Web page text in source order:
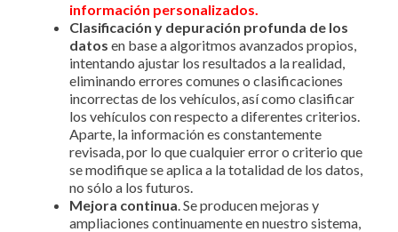
información personalizados.
Clasificación y depuración profunda de los
datos en base a algoritmos avanzados propios,
intentando ajustar los resultados a la realidad,
eliminando errores comunes o clasificaciones
incorrectas de los vehículos, así como clasificar
los vehículos con respecto a diferentes criterios.
Aparte, la información es constantemente
revisada, por lo que cualquier error o criterio que
se modifique se aplica a la totalidad de los datos,
no sólo a los futuros.
Mejora continua. Se producen mejoras y
ampliaciones continuamente en nuestro sistema,